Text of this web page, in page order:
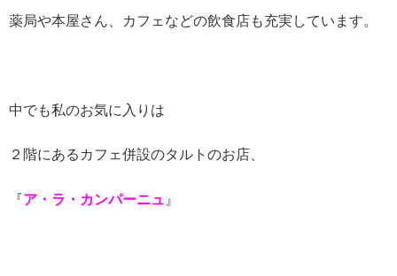
薬局や本屋さん、カフェなどの飲食店も充実しています。
中でも私のお気に入りは
２階にあるカフェ併設のタルトのお店、
『ア・ラ・カンパーニュ 』